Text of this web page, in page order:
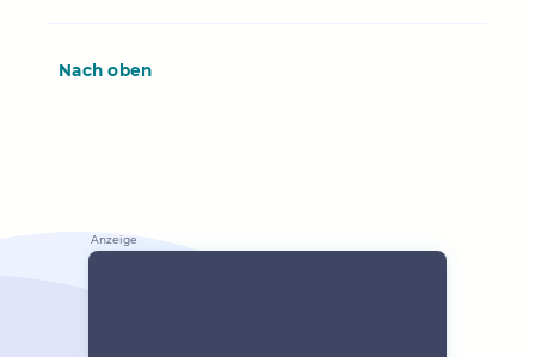
Nach oben